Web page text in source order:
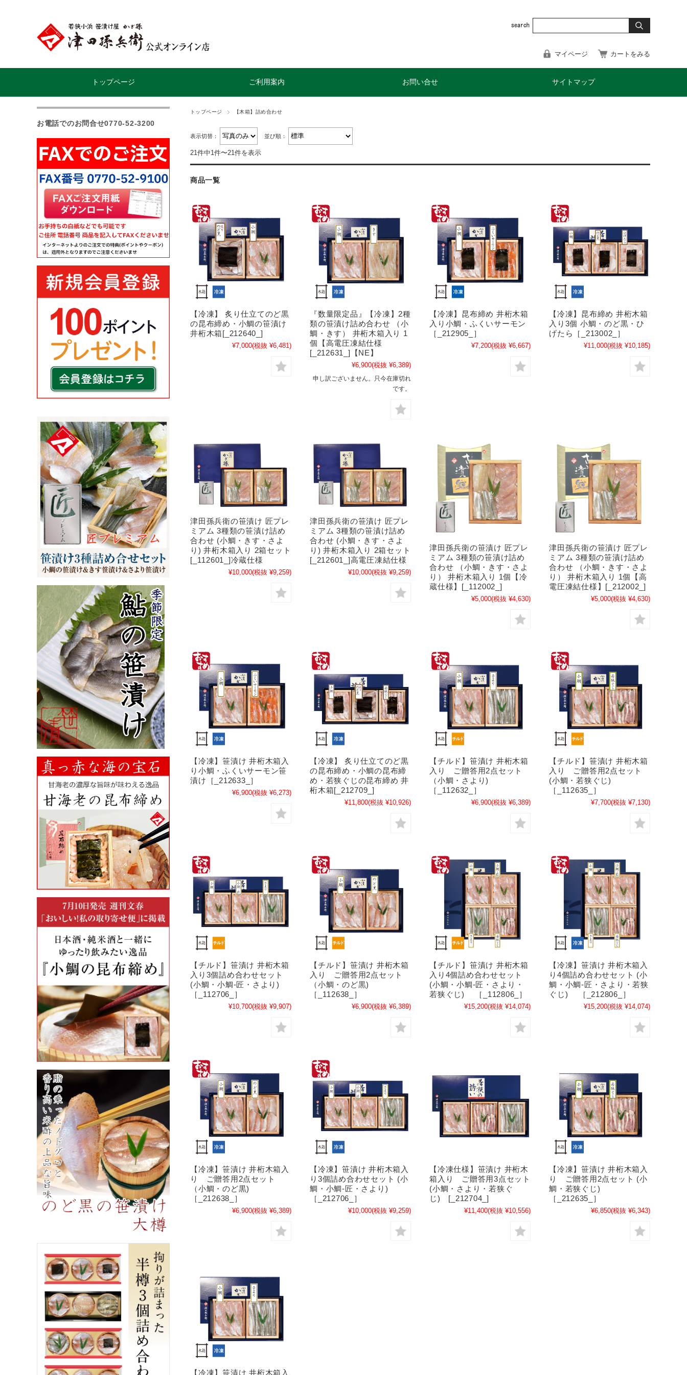
マイページ カートをみる
トップページ ご利用案内 お問い合せ サイトマップ
トップページ 【木箱】詰め合わせ
表示切替： 並び順：
21件中1件〜21件を表示
商品一覧
【冷凍】 炙り仕立てのど黒
の昆布締め・小鯛の笹漬け
井桁木箱[_212640_]
¥7,000(税抜 ¥6,481)
『数量限定品』【冷凍】2種
類の笹漬け詰め合わせ （小
鯛・きす） 井桁木箱入り 1
個【高電圧凍結仕様
[_212631_]【NE】
¥6,900(税抜 ¥6,389)
申し訳ございません。只今在庫切れ
です。
【冷凍】昆布締め 井桁木箱
入り小鯛・ふくいサーモン
［_212905_］
¥7,200(税抜 ¥6,667)
【冷凍】昆布締め 井桁木箱
入り3個 小鯛・のど黒・ひ
げたら［_213002_］
¥11,000(税抜 ¥10,185)
津田孫兵衛の笹漬け 匠プレ
ミアム 3種類の笹漬け詰め
合わせ (小鯛・きす・さよ
り) 井桁木箱入り 2箱セット
[_112601_]冷蔵仕様
¥10,000(税抜 ¥9,259)
津田孫兵衛の笹漬け 匠プレ
ミアム 3種類の笹漬け詰め
合わせ (小鯛・きす・さよ
り) 井桁木箱入り 2箱セット
[_212601_]高電圧凍結仕様
¥10,000(税抜 ¥9,259)
津田孫兵衛の笹漬け 匠プレ
ミアム 3種類の笹漬け詰め
合わせ （小鯛・きす・さよ
り） 井桁木箱入り 1個【冷
蔵仕様】[_112002_]
¥5,000(税抜 ¥4,630)
津田孫兵衛の笹漬け 匠プレ
ミアム 3種類の笹漬け詰め
合わせ （小鯛・きす・さよ
り） 井桁木箱入り 1個【高
電圧凍結仕様】[_212002_]
¥5,000(税抜 ¥4,630)
【冷凍】笹漬け 井桁木箱入
り小鯛・ふくいサーモン笹
漬け［_212633_］
¥6,900(税抜 ¥6,273)
【冷凍】 炙り仕立てのど黒
の昆布締め・小鯛の昆布締
め・若狭ぐじの昆布締め 井
桁木箱[_212709_]
¥11,800(税抜 ¥10,926)
【チルド】笹漬け 井桁木箱
入り ご贈答用2点セット
（小鯛・さより)
［_112632_］
¥6,900(税抜 ¥6,389)
【チルド】笹漬け 井桁木箱
入り ご贈答用2点セット
(小鯛・若狭ぐじ)
［_112635_］
¥7,700(税抜 ¥7,130)
【チルド】笹漬け 井桁木箱
入り3個詰め合わせセット
(小鯛・小鯛-匠・さより)
［_112706_］
¥10,700(税抜 ¥9,907)
【チルド】笹漬け 井桁木箱
入り ご贈答用2点セット
（小鯛・のど黒)
［_112638_］
¥6,900(税抜 ¥6,389)
【チルド】笹漬け 井桁木箱
入り4個詰め合わせセット
(小鯛・小鯛-匠・さより・
若狭ぐじ) ［_112806_］
¥15,200(税抜 ¥14,074)
【冷凍】笹漬け 井桁木箱入
り4個詰め合わせセット (小
鯛・小鯛-匠・さより・若狭
ぐじ) ［_212806_］
¥15,200(税抜 ¥14,074)
【冷凍】笹漬け 井桁木箱入
り ご贈答用2点セット
（小鯛・のど黒)
［_212638_］
¥6,900(税抜 ¥6,389)
【冷凍】笹漬け 井桁木箱入
り3個詰め合わせセット (小
鯛・小鯛-匠・さより)
［_212706_］
¥10,000(税抜 ¥9,259)
【冷凍仕様】笹漬け 井桁木
箱入り ご贈答用3点セット
(小鯛・さより・若狭ぐ
じ) [_212704_]
¥11,400(税抜 ¥10,556)
【冷凍】笹漬け 井桁木箱入
り ご贈答用2点セット (小
鯛・若狭ぐじ)
［_212635_］
¥6,850(税抜 ¥6,343)
【冷凍】笹漬け 井桁木箱入
お電話でのお問合せ0770-52-3200